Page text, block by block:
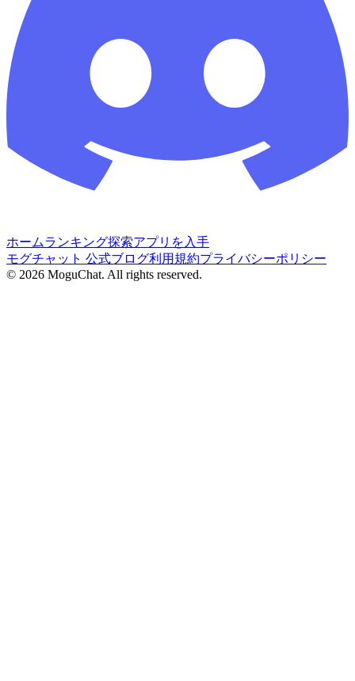
ホームランキング探索アプリを入手
モグチャット 公式ブログ利用規約プライバシーポリシー
© 2026 MoguChat. All rights reserved.